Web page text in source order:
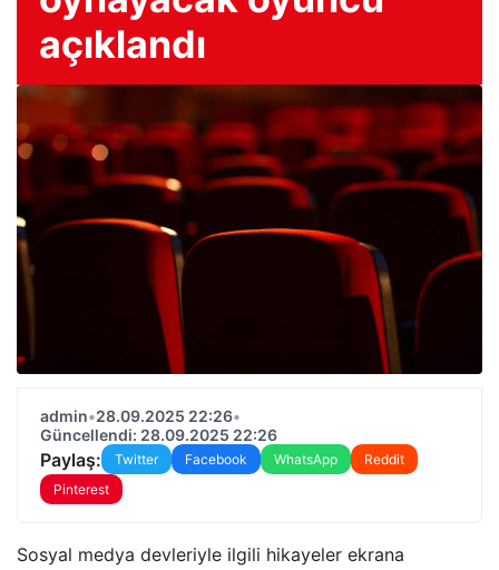
açıklandı
admin•28.09.2025 22:26•
Güncellendi: 28.09.2025 22:26
Paylaş: Twitter Facebook WhatsApp
Reddit
Pinterest
Sosyal medya devleriyle ilgili hikayeler ekrana